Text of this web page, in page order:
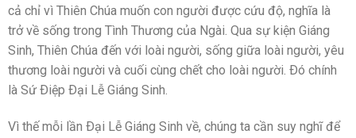
cả chỉ vì Thiên Chúa muốn con người được cứu độ, nghĩa là
trở về sống trong Tình Thương của Ngài. Qua sự kiện Giáng
Sinh, Thiên Chúa đến với loài người, sống giữa loài người, yêu
thương loài người và cuối cùng chết cho loài người. Ðó chính
là Sứ Ðiệp Ðại Lễ Giáng Sinh.
Vì thế mỗi lần Ðại Lễ Giáng Sinh về, chúng ta cần suy nghĩ để